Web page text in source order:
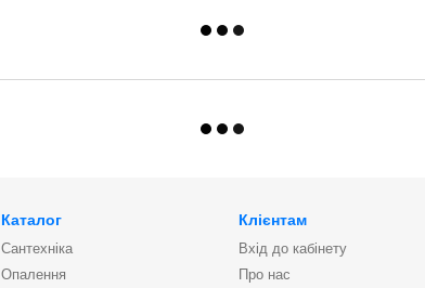
Каталог
Сантехніка
Опалення
Клієнтам
Вхід до кабінету
Про нас